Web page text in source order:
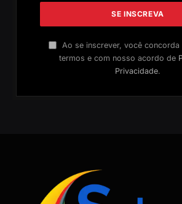
Ao se inscrever, você
termos e com nosso acordo de
Privacidade.